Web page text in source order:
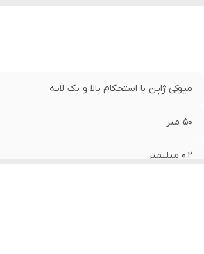
میوکی ژاپن با استحکام بالا و بک لایه
۵۰ متر
۰.۲ میلیمتر